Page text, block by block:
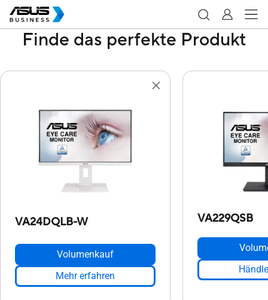
Finde das perfekte Produkt
VA24DQLB-W
Volumenkauf
Mehr erfahren
VA229QSB